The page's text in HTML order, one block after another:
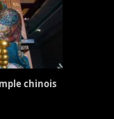
chinois